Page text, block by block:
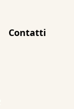
Contatti